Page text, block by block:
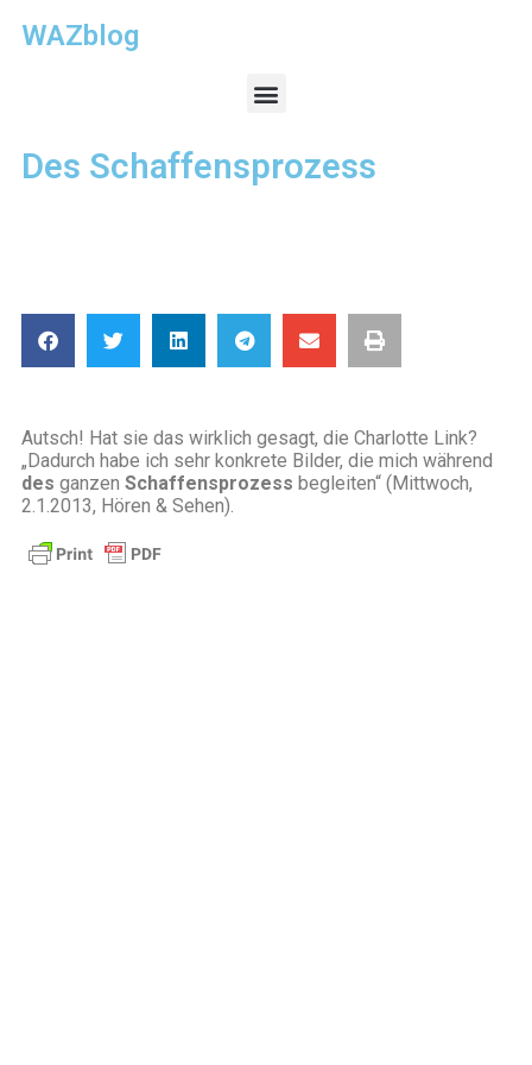
WAZblog
Des Schaffensprozess
Autsch! Hat sie das wirklich gesagt, die Charlotte Link?
„Dadurch habe ich sehr konkrete Bilder, die mich während
des ganzen Schaffensprozess begleiten“ (Mittwoch,
2.1.2013, Hören & Sehen).